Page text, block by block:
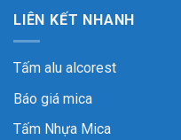
LIÊN KẾT NHANH
Tấm alu alcorest
Báo giá mica
Tấm Nhựa Mica